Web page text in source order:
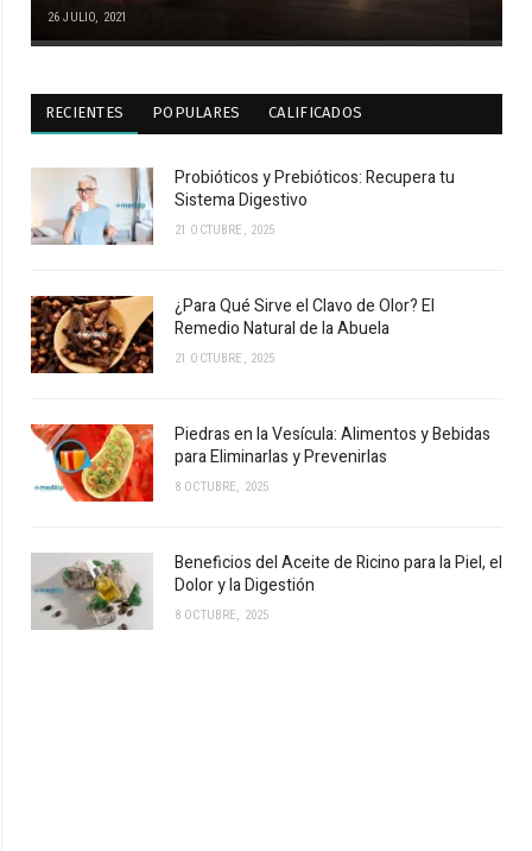
26 JULIO, 2021
RECIENTES POPULARES CALIFICADOS
Probióticos y Prebióticos: Recupera tu
Sistema Digestivo
21 OCTUBRE, 2025
¿Para Qué Sirve el Clavo de Olor? El
Remedio Natural de la Abuela
21 OCTUBRE, 2025
Piedras en la Vesícula: Alimentos y Bebidas
para Eliminarlas y Prevenirlas
8 OCTUBRE, 2025
Beneficios del Aceite de Ricino para la Piel, el
Dolor y la Digestión
8 OCTUBRE, 2025